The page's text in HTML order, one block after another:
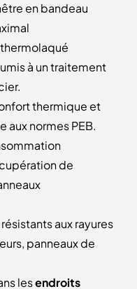
en bandeau
à un traitement
thermique et
normes PEB.
de
aux rayures
panneaux de
lesendroits